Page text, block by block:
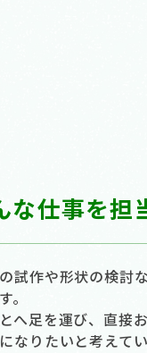
な仕事を担
試作や形状の検討
。
へ足を運び、直接
なりたいと考えてい